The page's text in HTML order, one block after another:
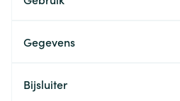
Gegevens
Bijsluiter